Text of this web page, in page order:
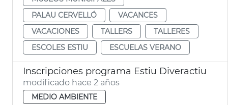
PALAU CERVELLÓ
VACANCES
VACACIONES
TALLERS
TALLERES
ESCOLES ESTIU
ESCUELAS VERANO
Inscripciones programa Estiu Diveractiu
modificado hace 2 años
MEDIO AMBIENTE